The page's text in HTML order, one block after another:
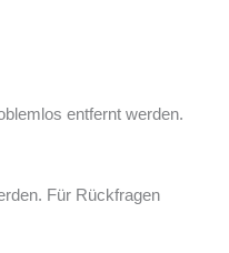
entfernt werden.
Für Rückfragen